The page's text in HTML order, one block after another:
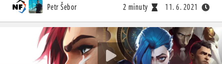
Petr Šebor 2 minuty 11. 6. 2021